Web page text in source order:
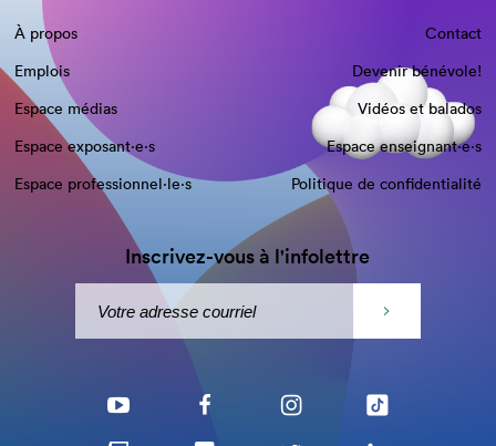
À propos
Contact
Emplois
Devenir bénévole!
Espace médias
Vidéos et balados
Espace exposant·e⋅s
Espace enseignant·e⋅s
Espace professionnel·le⋅s
Politique de confidentialité
Inscrivez-vous à l'infolettre